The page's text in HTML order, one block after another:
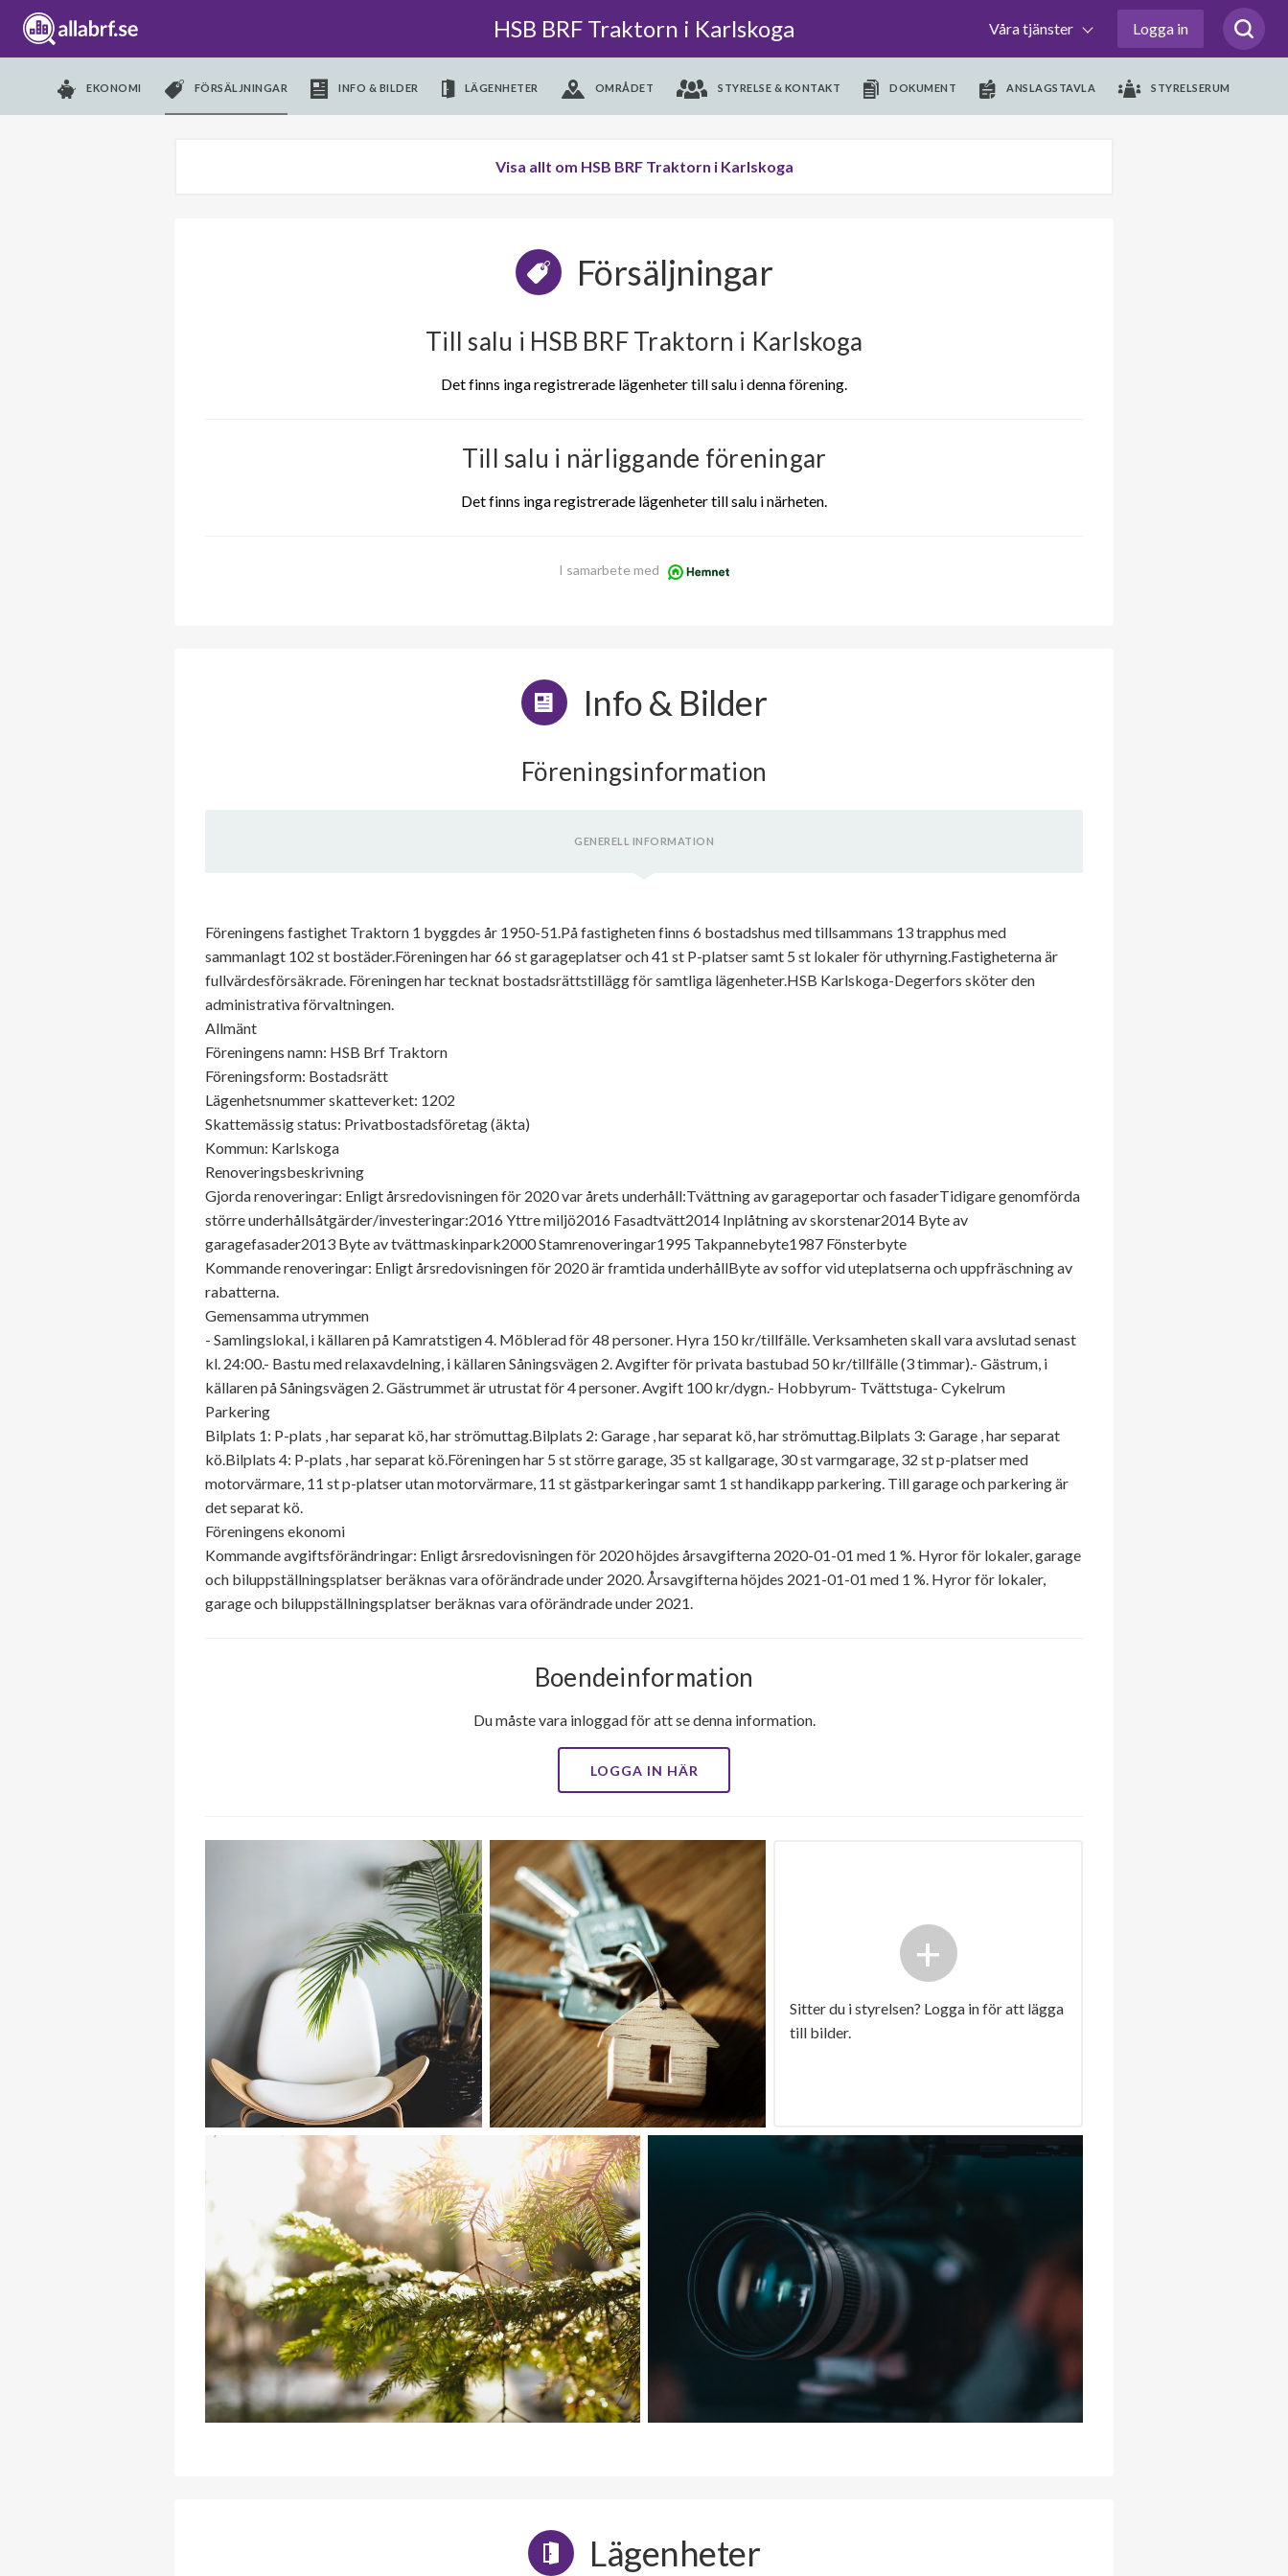
HSB BRF Traktorn i Karlskoga Våra tjänster Logga in
EKONOMI FÖRSÄLJNINGAR INFO & BILDER LÄGENHETER OMRÅDET STYRELSE & KONTAKT DOKUMENT ANSLAGSTAVLA STYRELSERUM
Visa allt om HSB BRF Traktorn i Karlskoga
Försäljningar
Till salu i HSB BRF Traktorn i Karlskoga
Det finns inga registrerade lägenheter till salu i denna förening.
Till salu i närliggande föreningar
Det finns inga registrerade lägenheter till salu i närheten.
I samarbete med
Info & Bilder
Föreningsinformation
GENERELL INFORMATION
Föreningens fastighet Traktorn 1 byggdes år 1950-51.På fastigheten finns 6 bostadshus med tillsammans 13 trapphus med
sammanlagt 102 st bostäder.Föreningen har 66 st garageplatser och 41 st P-platser samt 5 st lokaler för uthyrning.Fastigheterna är
fullvärdesförsäkrade. Föreningen har tecknat bostadsrättstillägg för samtliga lägenheter.HSB Karlskoga-Degerfors sköter den
administrativa förvaltningen.
Allmänt
Föreningens namn: HSB Brf Traktorn
Föreningsform: Bostadsrätt
Lägenhetsnummer skatteverket: 1202
Skattemässig status: Privatbostadsföretag (äkta)
Kommun: Karlskoga
Renoveringsbeskrivning
Gjorda renoveringar: Enligt årsredovisningen för 2020 var årets underhåll:Tvättning av garageportar och fasaderTidigare genomförda
större underhållsåtgärder/investeringar:2016 Yttre miljö2016 Fasadtvätt2014 Inplåtning av skorstenar2014 Byte av
garagefasader2013 Byte av tvättmaskinpark2000 Stamrenoveringar1995 Takpannebyte1987 Fönsterbyte
Kommande renoveringar: Enligt årsredovisningen för 2020 är framtida underhållByte av soffor vid uteplatserna och uppfräschning av
rabatterna.
Gemensamma utrymmen
- Samlingslokal, i källaren på Kamratstigen 4. Möblerad för 48 personer. Hyra 150 kr/tillfälle. Verksamheten skall vara avslutad senast
kl. 24:00.- Bastu med relaxavdelning, i källaren Såningsvägen 2. Avgifter för privata bastubad 50 kr/tillfälle (3 timmar).- Gästrum, i
källaren på Såningsvägen 2. Gästrummet är utrustat för 4 personer. Avgift 100 kr/dygn.- Hobbyrum- Tvättstuga- Cykelrum
Parkering
Bilplats 1: P-plats , har separat kö, har strömuttag.Bilplats 2: Garage , har separat kö, har strömuttag.Bilplats 3: Garage , har separat
kö.Bilplats 4: P-plats , har separat kö.Föreningen har 5 st större garage, 35 st kallgarage, 30 st varmgarage, 32 st p-platser med
motorvärmare, 11 st p-platser utan motorvärmare, 11 st gästparkeringar samt 1 st handikapp parkering. Till garage och parkering är
det separat kö.
Föreningens ekonomi
Kommande avgiftsförändringar: Enligt årsredovisningen för 2020 höjdes årsavgifterna 2020-01-01 med 1 %. Hyror för lokaler, garage
och biluppställningsplatser beräknas vara oförändrade under 2020. Årsavgifterna höjdes 2021-01-01 med 1 %. Hyror för lokaler,
garage och biluppställningsplatser beräknas vara oförändrade under 2021.
Boendeinformation
Du måste vara inloggad för att se denna information.
LOGGA IN HÄR
+
Sitter du i styrelsen? Logga in för att lägga
till bilder.
Lägenheter